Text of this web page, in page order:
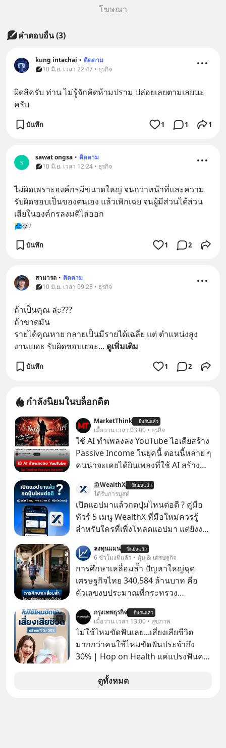
โฆษณา
คำตอบอื่น(3)
kung intachai • ติดตาม
10 มิ.ย. เวลา 22:47 • ธุรกิจ
ผิดสิครับ ท่าน ไม่รู้จักคิดห้ามปราม ปล่อยเลยตามเลยนะ
ครับ
บันทึก 1 1 1
s
sawat ongsa • ติดตาม
10 มิ.ย. เวลา 12:24 • ธุรกิจ
ไม่ผิดเพราะองค์กรมีขนาดใหญ่ จนกว่าหน้าที่และความ
รับผิดชอบเป็นของตนเอง แล้วเพิกเฉย จนผู้มีส่วนได้ส่วน
เสียในองค์กรลงมติไล่ออก
2
บันทึก 1 2
สามารถ • ติดตาม
10 มิ.ย. เวลา 09:28 • ธุรกิจ
ถ้าเป็นคุณ ล่ะ???
ถ้าขาดมัน
รายได้คุณหาย กลายเป็นมีรายได้เฉลี่ย แต่ ตำแหน่งสูง
งานเยอะ รับผิดชอบเยอะ... ดูเพิ่มเติม
บันทึก 1 2
กำลังนิยมในบล็อกดิต
MarketThink ยืนยันแล้ว
เมื่อวาน เวลา 03:00 • ธุรกิจ
ใช้ AI ทำเพลงลง YouTube ไอเดียสร้าง
Passive Income ในยุคนี้ ตอนนี้หลาย ๆ
คนน่าจะเคยได้ยินเพลงที่ใช้ AI สร้าง
รู้ตัวเรา” จากช่องชื่อว่า UNHEARD
MUSIC ที่ตอนนี้มียอดรับชมกว่า 26
ล้านครั้งแล้ว
WealthX ยืนยันแล้ว
ได้รับการบูสต์
เปิดแอปมาแล้วกดปุ่มไหนต่อดี ? คู่มือ
ทัวร์ 5 เมนู WealthX ที่มือใหม่ควรรู้
สำหรับใครที่เพิ่งโหลดแอปมา แต่ยังงง
เลย WealthX จะขอพาไปทัวร์ 5 เมนู
หลัก ที่จะทำให้คุณใช้งานแอปเป็นได้ใน
ทันที
ลงทุนแมน ยืนยันแล้ว
6 ชั่วโมงที่แล้ว • หุ้น & เศรษฐกิจ
การศึกษาเหลื่อมล้ำ ปัญหาใหญ่ฉุด
เศรษฐกิจไทย 340,584 ล้านบาท คือ
ตัวเลขงบประมาณที่กระทรวง
รายจ่ายประจำปี 2568 ซึ่งมากที่สุดเป็น
อันดับ 2 รองจากกระทรวงการคลัง
กรุงเทพธุรกิจ ยืนยันแล้ว
เมื่อวาน เวลา 13:00 • สุขภาพ
ไม่ใช้ไหมขัดฟันเลย...เสี่ยงเสียชีวิต
มากกว่าคนใช้ไหมขัดฟันประจำถึง
30% | Hop on Health แค่แปรงฟันคง
อายุ 5,000 คน มีข้อมูลที่น่าสนใจเกี่ยว
ดูทั้งหมด